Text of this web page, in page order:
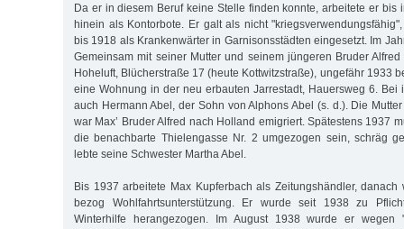
Da er in diesem Beruf keine Stelle finden konnte, arbeitete er bis
hinein als Kontorbote. Er galt als nicht
bis 1918 als Krankenwärter in Garnisonsstädten eingesetzt. Im
Gemeinsam mit seiner Mutter und seinem jüngeren Bruder
Hoheluft, Blücherstraße 17 (heute Kottwitzstraße), ungefähr 1933
eine Wohnung in der neu erbauten Jarrestadt, Hauersweg 6. Bei
auch Hermann Abel, der Sohn von Alphons Abel (s. d.). Die
war Max’ Bruder Alfred nach Holland emigriert. Spätestens 1937
die benachbarte Thielengasse Nr. 2 umgezogen sein, schräg
lebte seine Schwester Martha Abel.
Bis 1937 arbeitete Max Kupferbach als Zeitungshändler,
bezog Wohlfahrtsunterstützung. Er wurde seit 1938 zu
Winterhilfe herangezogen. Im August 1938 wurde er wegen